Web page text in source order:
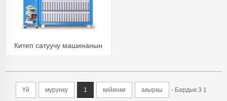
Китеп сатуучу машинанын
Үй мурунку 1 кийинки акыркы - Бардык 3 1